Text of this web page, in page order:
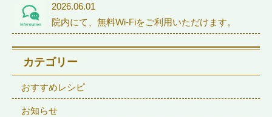
2026.06.01
院内にて、無料Wi-Fiをご利用いただけます。
カテゴリー
おすすめレシピ
お知らせ